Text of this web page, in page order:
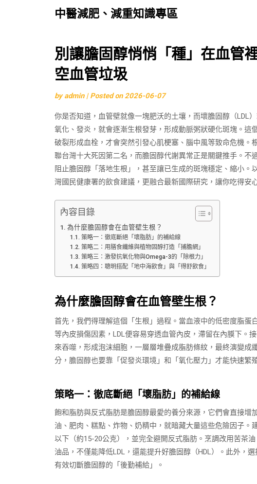
中醫減肥、減重知識專區
Skip
to
content
別讓膽固醇悄悄「種」在血管
空血管垃圾
byadmin | Posted on2026-06-07
你是否知道，血管壁就像一塊肥沃的土壤，而壞膽固醇（LDL
氧化、發炎，就會逐漸生根發芽，形成動脈粥狀硬化斑塊。這
破裂形成血栓，才會突然引發心肌梗塞、腦中風等致命危機。
聯台灣十大死因第二名，而膽固醇代謝異常正是關鍵推手。不
阻止膽固醇「落地生根」，甚至讓已生成的斑塊穩定、縮小
灣國民健康署的飲食建議，更融合最新國際研究，讓你吃得安
內容目錄
為什麼膽固醇會在血管壁生根？
策略一：徹底斷絕「壞脂肪」的補給線
策略二：用膳食纖維與植物固醇打造「捕膽網」
策略三：激發抗氧化物與Omega-3的「除根力」
策略四：聰明搭配「地中海飲食」與「得舒飲食」
為什麼膽固醇會在血管壁生根？
首先，我們得理解這個「生根」過程。當血液中的低密度脂蛋
等內皮損傷因素，LDL便容易穿透血管內皮，滯留在內膜下。
來吞噬，形成泡沫細胞，一層層堆疊成脂肪條紋，最終演變成
分，膽固醇也要靠「促發炎環境」和「氧化壓力」才能快速繁
策略一：徹底斷絕「壞脂肪」的補給線
飽和脂肪與反式脂肪是膽固醇最愛的養分來源，它們會直接增
油、肥肉、糕點、炸物、奶精中，就暗藏大量這些危險因子。
以下（約15-20公克），並完全避開反式脂肪。烹調改用苦茶
油品，不僅能降低LDL，還能提升好膽固醇（HDL）。此外，
有效切斷膽固醇的「後勤補給」。